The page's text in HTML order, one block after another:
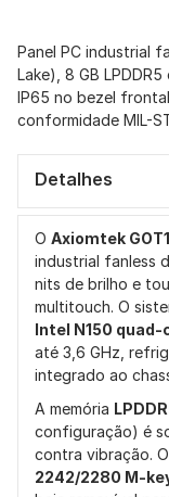
Panel PC industrial
Lake), 8 GB
IP65 no bezel
conformidade MIL-
Detalhes
O Axiomtek
industrial fanless
nits de brilho e
multitouch. O
Intel N150 quad-
até 3,6 GHz,
integrado ao
A memória
configuração) é
contra vibração.
2242/2280 M-